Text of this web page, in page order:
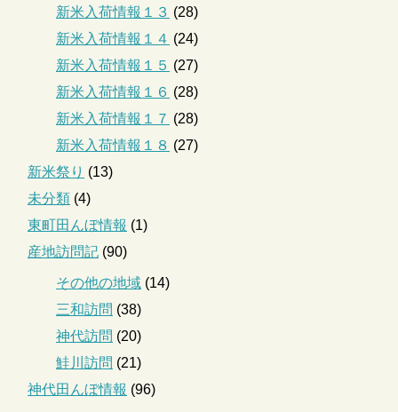
新米入荷情報１３ (28)
新米入荷情報１４ (24)
新米入荷情報１５ (27)
新米入荷情報１６ (28)
新米入荷情報１７ (28)
新米入荷情報１８ (27)
新米祭り (13)
未分類 (4)
東町田んぼ情報 (1)
産地訪問記 (90)
その他の地域 (14)
三和訪問 (38)
神代訪問 (20)
鮭川訪問 (21)
神代田んぼ情報 (96)